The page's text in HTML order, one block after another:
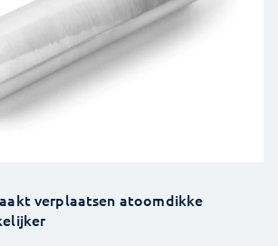
verplaatsen atoomdikke